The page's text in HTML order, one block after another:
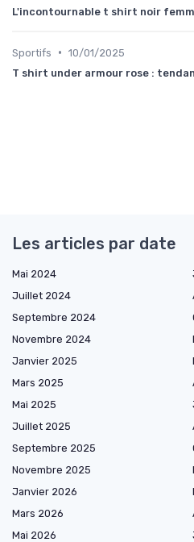
L'incontournable t shirt noir
Sportifs • 10/01/2025
T shirt under armour rose :
Les articles par date
Mai 2024
Juillet 2024
Septembre 2024
Novembre 2024
Janvier 2025
Mars 2025
Mai 2025
Juillet 2025
Septembre 2025
Novembre 2025
Janvier 2026
Mars 2026
Mai 2026